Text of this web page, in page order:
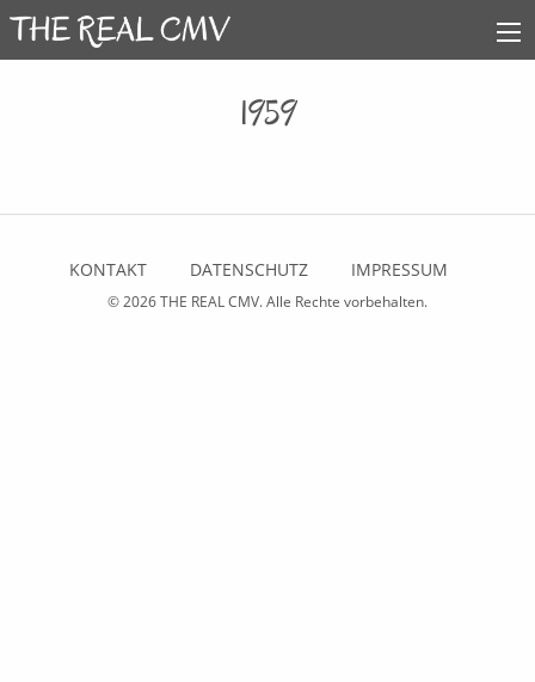
1959
KONTAKT DATENSCHUTZ IMPRESSUM
© 2026THE REAL CMV. Alle Rechte vorbehalten.